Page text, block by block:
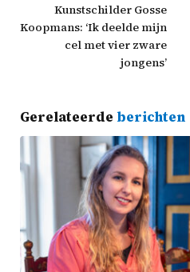
Kunstschilder Gosse
Koopmans: ‘Ik deelde mijn
cel met vier zware
jongens’
Gerelateerde berichten